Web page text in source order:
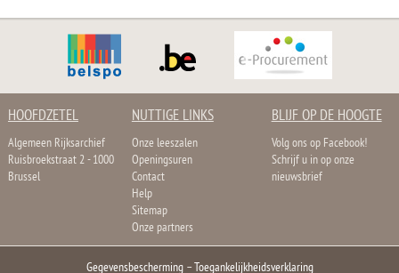
HOOFDZETEL
Algemeen Rijksarchief
Ruisbroekstraat 2 - 1000
Brussel
NUTTIGE LINKS
Onze leeszalen
Openingsuren
Contact
Help
Sitemap
Onze partners
BLIJF OP DE HOOGTE
Volg ons op Facebook!
Schrijf u in op onze
nieuwsbrief
Gegevensbescherming–Toegankelijkheidsverklaring